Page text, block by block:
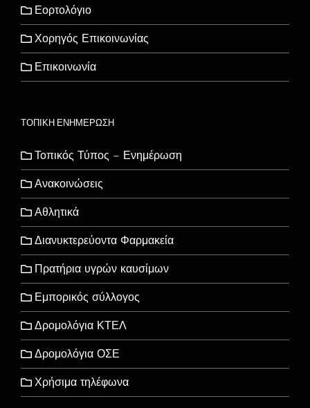
Εορτολόγιο
Χορηγός Επικοινωνίας
Επικοινωνία
ΤΟΠΙΚΗ ΕΝΗΜΕΡΩΣΗ
Τοπικός Τύπος – Ενημέρωση
Ανακοινώσεις
Αθλητικά
Διανυκτερεύοντα Φαρμακεία
Πρατήρια υγρών καυσίμων
Εμπορικός σύλλογος
Δρομολόγια ΚΤΕΛ
Δρομολόγια ΟΣΕ
Χρήσιμα τηλέφωνα